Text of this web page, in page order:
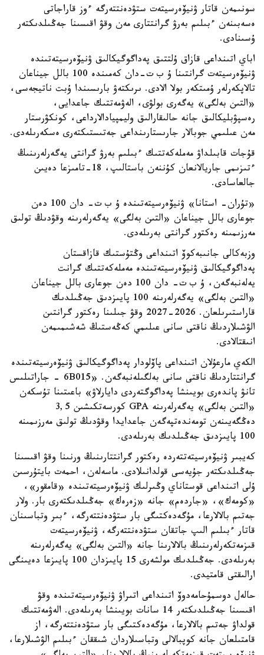
سونىمەن قاتار ۋنيۆەرسيتەت ستۋدەنتتەرگە ءوز قاراجاتى
ەسەبىنەن ءبىلىم بەرۋ گرانتتارى مەن وقۋ اقىسىنا جەڭىلدىكتەر
ۇسىنادى.
اباي اتىنداعى قازاق ۇلتتىق پەداگوگيكالىق ۋنيۆەرسيتەتىندە
ۋنيۆەرسيتەت گرانتىنا ۇ ب ت-دان كەمىندە 100 بالل جيناعان
تالاپكەرلەر ۇمىتكەر بولا الادى. ىرىكتەۋ بارىسىندا ۇبت ناتيجەسى،
«التىن بەلگى» يەگەرى بولۋى، الەۋمەتتىك جاعدايى،
رەسپۋبليكالىق جانە حالىقارالىق وليمپيادالارداعى، كونكۋرستار
مەن عىلىمي جوبالار جارىستارىنداعى جەتىستىكتەرى ەسكەرىلەدى.
قۇجات قابىلداۋ مەملەكەتتىك ءبىلىم بەرۋ گرانتى يەگەرلەرىنىڭ
ءتىزىمى جاريالانعان كۇننەن باستالىپ، 18-تامىزعا دەيىن
جالعاسادى.
«تۇران- استانا» ۋنيۆەرسيتەتىندە ۇ ب ت- دان 100 دەن
جوعارى بالل جيناعان «التىن بەلگى» يەگەرلەرىنە وقۋدىڭ تولىق
مەرزىمىنە رەكتور گرانتى بەرىلەدى.
وزبەكالى جانىبەكوۆ اتىنداعى وڭتۇستىك قازاقستان
پەداگوگيكالىق ۋنيۆەرسيتەتىندە مەملەكەتتىك گرانت
يەلەنبەگەن، ۇ ب ت- دان 100 دەن جوعارى بالل جيناعان
«التىن بەلگى» يەگەرلەرىنە 100 پايىزدىق جەڭىلدىك
قاراستىرىلعان. 2026-2027 وقۋ جىلىنا رەكتور گرانتىن
الۋشىلاردىڭ ناقتى سانى عىلىمي كەڭەستىڭ شەشىمىمەن
انىقتالادى.
الكەي مارعۇلان اتىنداعى پاۆلودار پەداگوگيكالىق ۋنيۆەرسيتەتىندە
گرانتتاردىڭ ناقتى سانى بەلگىلەنبەگەن. «6B015 - جاراتىلىس
تانۋ پاندەرى بويىنشا پەداگوگتەردى دايارلاۋ» باعىتىنا تۇسكەن
«التىن بەلگى» يەگەرلەرىنە GPA كورسەتكىشىن 3,5
دەڭگەيىنەن تومەندەتپەگەن جاعدايدا وقۋدىڭ تولىق مەرزىمىنە
100 پايىزدىق جەڭىلدىك بەرىلەدى.
كەيبىر ۋنيۆەرسيتەتتەردە رەكتور گرانتتارىنىڭ ورنىنا وقۋ اقىسىنا
جەڭىلدىكتەر جۇيەسى قولدانىلادى. ماسەلەن، احمەت بايتۇرسىن
ۇلى اتىنداعى قوستاناي وڭىرلىك ۋنيۆەرسيتەتىندە «قامقور»،
«كومەك»، «جاردەم» جانە «زەرەك» جەڭىلدىكتەرى بار. ولار
جەتىم بالالارعا، مۇگەدەكتىگى بار ستۋدەنتتەرگە، ءبىر وتباسىنان
قاتار ءبىلىم الىپ جاتقان ستۋدەنتتەرگە، ۋنيۆەرسيتەت
قىزمەتكەرلەرىنىڭ بالالارىنا جانە «التىن بەلگى» يەگەرلەرىنە
بەرىلەدى. جەڭىلدىك مولشەرى 15 پايىزدان 100 پايىزعا دەيىنگى
ارالىقتى قامتيدى.
حالەل دوسمۇحامەدوۆ اتىنداعى اتىراۋ ۋنيۆەرسيتەتىندە وقۋ
اقىسىنا جەڭىلدىكتەر 14 سانات بويىنشا بەرىلەدى. الەۋمەتتىك
قولداۋ جەتىم بالالارعا، مۇگەدەكتىگى بار ستۋدەنتتەرگە، از
قامتىلعان جانە كوپبالالى وتباسىلاردان شىققان ءبىلىم الۋشىلارعا،